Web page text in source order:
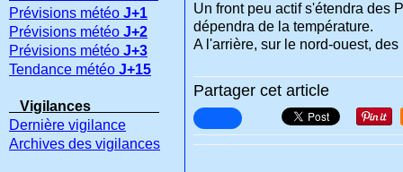
Un front peu actif s'étendra des
dépendra de la température.
A l'arrière, sur le nord-ouest,
Partager cet article
Prévisions météo J+1
Prévisions météo J+2
Prévisions météo J+3
Tendance météo J+15
Vigilances
Dernière vigilance
Archives des vigilances